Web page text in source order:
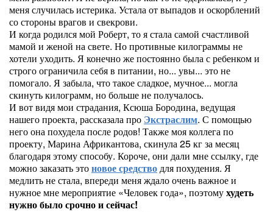
меня случилась истерика. Устала от выпадов и оскорблений
со стороны врагов и свекрови.
И когда родился мой Роберт, то я стала самой счастливой
мамой и женой на свете. Но противные килограммы не
хотели уходить. Я конечно же постоянно была с ребенком и
строго ограничила себя в питании, но... увы... это не
помогало. Я забыла, что такое сладкое, мучное... могла
скинуть килограмм, но больше не получалось.
И вот видя мои страдания, Ксюша Бородина, ведущая
нашего проекта, рассказала про Экстраслим. С помощью
него она похудела после родов! Также моя коллега по
проекту, Марина Африкантова, скинула 25 кг за месяц
благодаря этому способу. Короче, они дали мне ссылку, где
можно заказать этоновое средстводля похудения. Я
медлить не стала, впереди меня ждало очень важное и
нужное мне мероприятие «Человек года», поэтомухудеть
нужно было срочно и сейчас!